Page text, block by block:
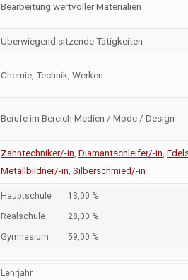
Bearbeitung wertvoller Materialien
Überwiegend sitzende Tätigkeiten
Chemie, Technik, Werken
Berufe im Bereich Medien / Mode / Design
Zahntechniker/-in Diamantschleifer/-in
Metallbildner/-in Silberschmied/-in
Hauptschule 13,00 %
Realschule 28,00 %
Gymnasium 59,00 %
Lehrjahr